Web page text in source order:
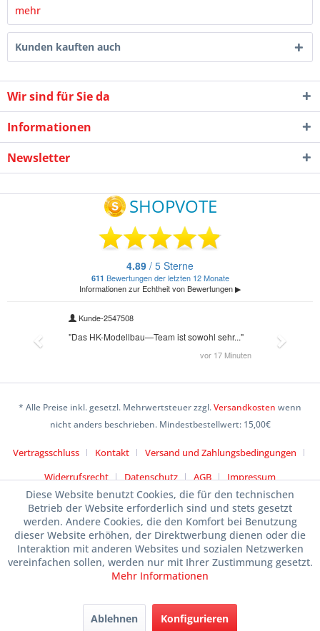
mehr
Kunden kauften auch
Wir sind für Sie da
Informationen
Newsletter
* Alle Preise inkl. gesetzl. Mehrwertsteuer zzgl.Versandkosten wenn
nicht anders beschrieben. Mindestbestellwert: 15,00€
Vertragsschluss Kontakt
Versand und Zahlungsbedingungen
Widerrufsrecht
Datenschutz AGB Impressum
Diese Website benutzt Cookies, die für den technischen
Betrieb der Website erforderlich sind und stets gesetzt
werden. Andere Cookies, die den Komfort bei Benutzung
dieser Website erhöhen, der Direktwerbung dienen oder die
Interaktion mit anderen Websites und sozialen Netzwerken
vereinfachen sollen, werden nur mit Ihrer Zustimmung gesetzt.
Mehr Informationen
Ablehnen Konfigurieren